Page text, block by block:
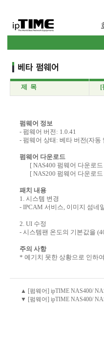
제 목 [
펌웨어 정보
- 펌웨어 버전: 1.0.41
- 펌웨어 상태: 베타 버전(자동
펌웨어 다운로드
[ NAS400 펌웨어 다운로드
[ NAS200 펌웨어 다운로
패치 내용
1. 시스템 변경
- IPCAM 서비스, 이미지 섬네
2. UI 수정
- 시스템팬 온도의 기본값을
주의 사항
* 예기치 못한 상황으로 인하
▲ [펌웨어] ipTIME NAS400/
▼ [펌웨어] ipTIME NAS400/